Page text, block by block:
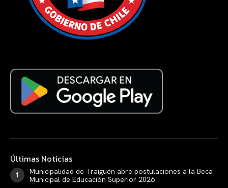
Últimas Noticias
Municipalidad de Traiguén abre postulaciones a la Beca
Municipal de Educación Superior 2026